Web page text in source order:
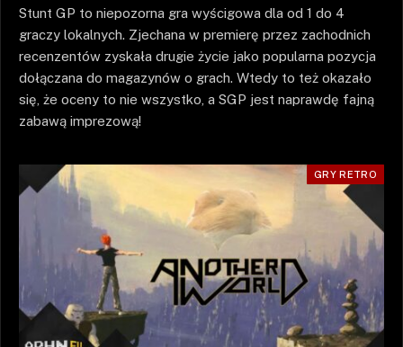
Stunt GP to niepozorna gra wyścigowa dla od 1 do 4
graczy lokalnych. Zjechana w premierę przez zachodnich
recenzentów zyskała drugie życie jako popularna pozycja
dołączana do magazynów o grach. Wtedy to też okazało
się, że oceny to nie wszystko, a SGP jest naprawdę fajną
zabawą imprezową!
GRY RETRO